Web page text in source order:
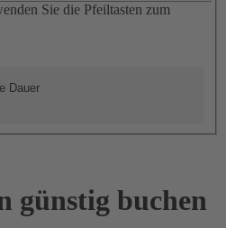
Sie die Pfeiltasten zum
Dauer
günstig buchen